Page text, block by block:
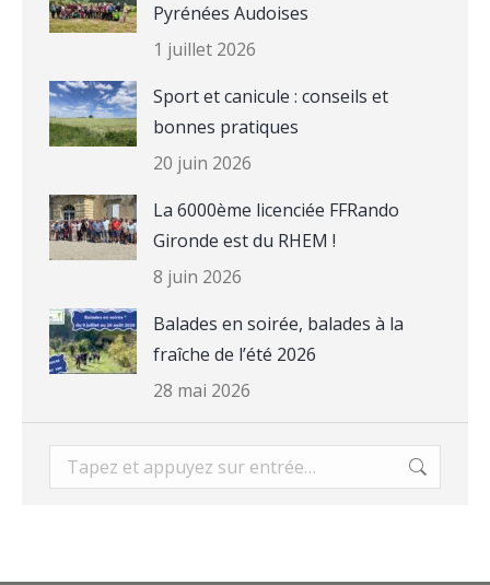
Pyrénées Audoises
1 juillet 2026
Sport et canicule : conseils et
bonnes pratiques
20 juin 2026
La 6000ème licenciée FFRando
Gironde est du RHEM !
8 juin 2026
Balades en soirée, balades à la
fraîche de l’été 2026
28 mai 2026
Recherche
: